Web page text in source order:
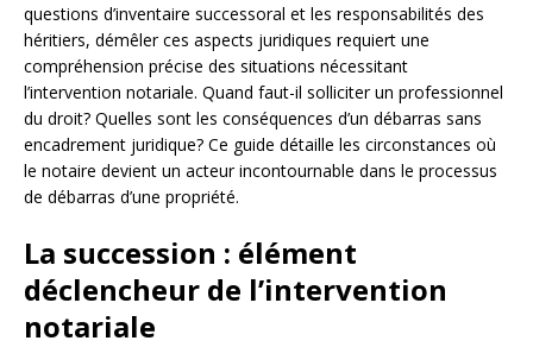
questions d’inventaire successoral et les responsabilités des
héritiers, démêler ces aspects juridiques requiert une
compréhension précise des situations nécessitant
l’intervention notariale. Quand faut-il solliciter un professionnel
du droit? Quelles sont les conséquences d’un débarras sans
encadrement juridique? Ce guide détaille les circonstances où
le notaire devient un acteur incontournable dans le processus
de débarras d’une propriété.
La succession : élément
déclencheur de l’intervention
notariale